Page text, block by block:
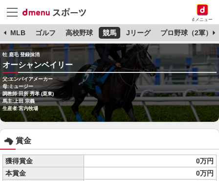
dメニュー
MLB ゴルフ 高校野球 競馬 Jリーグ プロ野球（2軍）
牡 鹿毛 登録抹消
オーシャンベイリー
父:エンパイアメーカー
母:ミュージー
調教師:田所 秀孝 (栗東)
馬主:上田 宗義
生産者:宮内牧場
賞金
獲得賞金
0万円
本賞金
0万円